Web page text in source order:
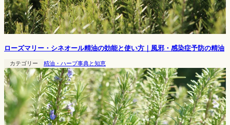
ローズマリー・シネオール精油の効能と使い方｜風邪・感染症予防の精油
カテゴリー 精油・ハーブ事典と知恵